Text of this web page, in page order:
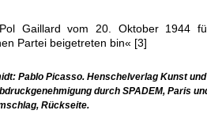
Gaillard vom 20. Oktober 1944
Partei beigetreten bin« [3]
Pablo Picasso. Henschelverlag Kunst
durch SPADEM, Paris
Rückseite.